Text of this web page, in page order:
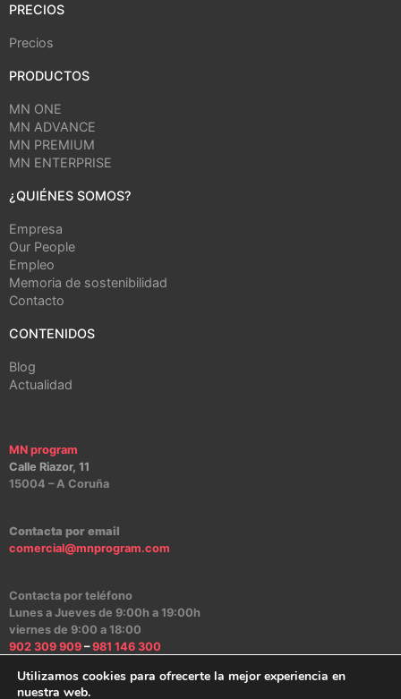
PRECIOS
Precios
PRODUCTOS
MN ONE
MN ADVANCE
MN PREMIUM
MN ENTERPRISE
¿QUIÉNES SOMOS?
Empresa
Our People
Empleo
Memoria de sostenibilidad
Contacto
CONTENIDOS
Blog
Actualidad
MN program
Calle Riazor, 11
15004 – A Coruña
Contacta por email
comercial@mnprogram.com
Contacta por teléfono
Lunes a Jueves de 9:00h a 19:00h
viernes de 9:00 a 18:00
902 309 909 –981 146 300
Utilizamos cookies para ofrecerte la mejor experiencia en
nuestra web.